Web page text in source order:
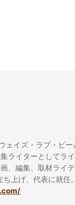
イズ・ラブ・ビー
ライターとしてラ
、編集、取材ライ
上げ、代表に就任。